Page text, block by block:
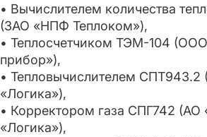
• Вычислителем количества
(ЗАО «НПФ Теплоком»),
• Теплосчетчиком ТЭМ-104
прибор»),
• Тепловычислителем
«Логика»),
• Корректором газа СПГ742
«Логика»),